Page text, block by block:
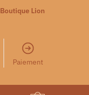
Boutique Lion
Paiement